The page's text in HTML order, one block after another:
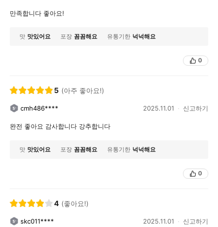
만족합니다 좋아요!
맛 맛있어요 포장 꼼꼼해요 유통기한 넉넉해요
0
5 (아주 좋아요!)
cmh486**** 2025.11.01 신고하기
완전 좋아요 감사합니다 강추합니다
맛 맛있어요 포장 꼼꼼해요 유통기한 넉넉해요
0
4 (좋아요!)
skc011**** 2025.11.01 신고하기